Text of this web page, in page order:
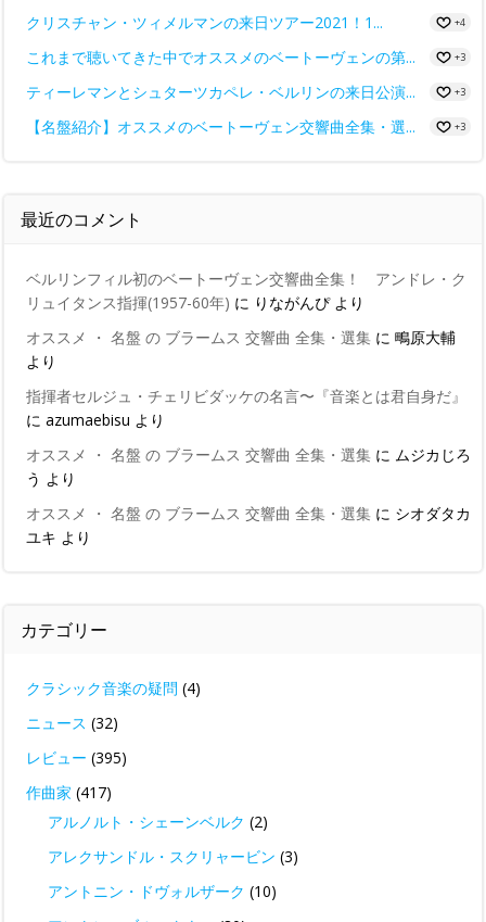
クリスチャン・ツィメルマンの来日ツアー2021！1... +4
これまで聴いてきた中でオススメのベートーヴェンの第... +3
ティーレマンとシュターツカペレ・ベルリンの来日公演... +3
【名盤紹介】オススメのベートーヴェン交響曲全集・選... +3
最近のコメント
ベルリンフィル初のベートーヴェン交響曲全集！ アンドレ・ク
リュイタンス指揮(1957-60年) に りながんぴより
オススメ ・ 名盤 の ブラームス 交響曲 全集・選集 に 鴫原大輔
より
指揮者セルジュ・チェリビダッケの名言〜『音楽とは君自身だ』
に azumaebisu より
オススメ ・ 名盤 の ブラームス 交響曲 全集・選集 に ムジカじろ
う より
オススメ ・ 名盤 の ブラームス 交響曲 全集・選集 に シオダタカ
ユキ より
カテゴリー
クラシック音楽の疑問 (4)
ニュース (32)
レビュー (395)
作曲家 (417)
アルノルト・シェーンベルク (2)
アレクサンドル・スクリャービン (3)
アントニン・ドヴォルザーク (10)